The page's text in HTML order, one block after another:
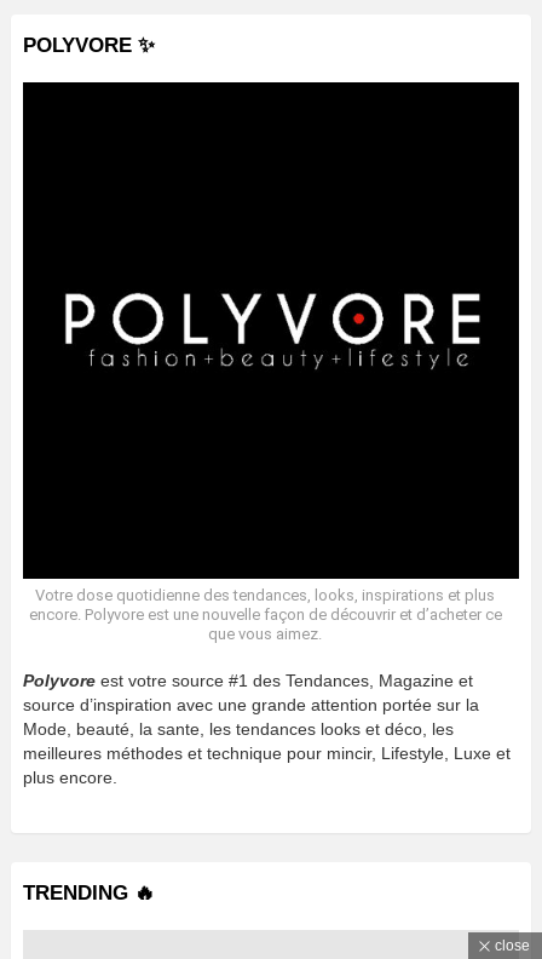
POLYVORE ✨
Votre dose quotidienne des tendances, looks, inspirations et plus
encore. Polyvore est une nouvelle façon de découvrir et d’acheter ce
que vous aimez.
Polyvore est votre source #1 des Tendances, Magazine et
source d’inspiration avec une grande attention portée sur la
Mode, beauté, la sante, les tendances looks et déco, les
meilleures méthodes et technique pour mincir, Lifestyle, Luxe et
plus encore.
TRENDING 🔥
close